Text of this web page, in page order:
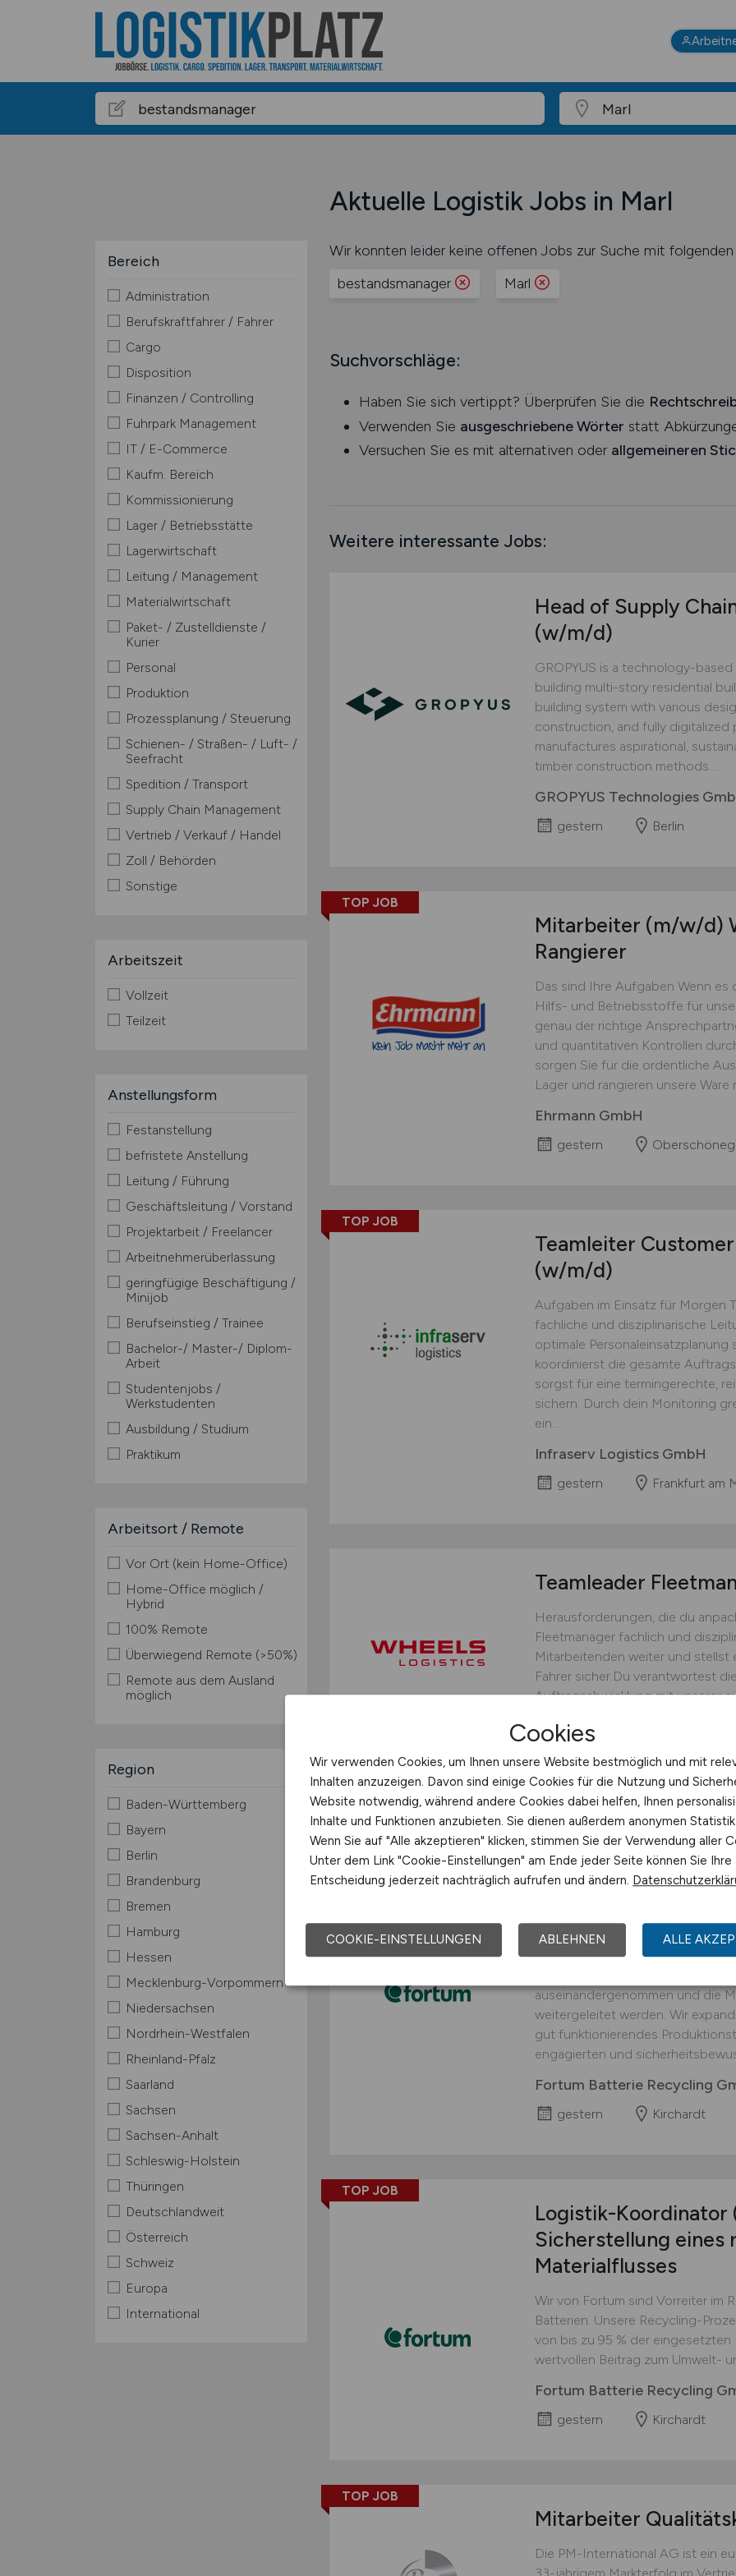
Aktuelle Logistik Jobs in Marl
Bereich
Administration
Berufskraftfahrer / Fahrer
Cargo
Disposition
Finanzen / Controlling
Fuhrpark Management
IT / E-Commerce
Kaufm. Bereich
Kommissionierung
Lager / Betriebsstätte
Lagerwirtschaft
Leitung / Management
Materialwirtschaft
Paket- / Zustelldienste /
Kurier
Personal
Produktion
Prozessplanung / Steuerung
Schienen- / Straßen- / Luft- /
Seefracht
Spedition / Transport
Supply Chain Management
Vertrieb / Verkauf / Handel
Zoll / Behörden
Sonstige
Arbeitszeit
Vollzeit
Teilzeit
Anstellungsform
Festanstellung
befristete Anstellung
Leitung / Führung
Geschäftsleitung / Vorstand
Projektarbeit / Freelancer
Arbeitnehmerüberlassung
geringfügige Beschäftigung /
Minijob
Berufseinstieg / Trainee
Bachelor-/ Master-/ Diplom-
Arbeit
Studentenjobs /
Werkstudenten
Ausbildung / Studium
Praktikum
Arbeitsort / Remote
Vor Ort (kein Home-Office)
Home-Office möglich /
Hybrid
100% Remote
Überwiegend Remote (>50%)
Remote aus dem Ausland
möglich
Region
Baden-Württemberg
Bayern
Berlin
Brandenburg
Bremen
Hamburg
Hessen
Mecklenburg-Vorpommern
Niedersachsen
Nordrhein-Westfalen
Rheinland-Pfalz
Saarland
Sachsen
Sachsen-Anhalt
Schleswig-Holstein
Thüringen
Deutschlandweit
Österreich
Schweiz
Europa
International
Wir konnten leider keine offenen Jobs zur Suche mit
bestandsmanager
Marl
Suchvorschläge:
Haben Sie sich vertippt? Überprüfen Sie die
Verwenden Sie ausgeschriebene Wörter statt
Versuchen Sie es mit alternativen oder allgemeineren
Weitere interessante Jobs:
Head of Supply
(w/m/d)
GROPYUS is a technology-
building multi-story residential
building system with various
construction, and fully digitalized
manufactures aspirational,
timber construction methods....
GROPYUS Technologies
gestern Berlin
TOP JOB
Mitarbeiter (m/w/d)
Rangierer
Das sind Ihre Aufgaben Wenn
Hilfs- und Betriebsstoffe für
genau der richtige
und quantitativen Kontrollen
sorgen Sie für die ordentliche
Lager und rangieren unsere Ware
Ehrmann GmbH
gestern
TOP JOB
Teamleiter
(w/m/d)
Aufgaben im Einsatz für Morgen
fachliche und disziplinarische
optimale Personaleinsatzplanung
koordinierst die gesamte
sorgst für eine termingerechte,
sichern: Durch dein Monitoring
ein...
Infraserv Logistics GmbH
gestern Frankfurt am
Teamleader
Herausforderungen, die du
Fleetmanager fachlich und
Mitarbeitenden weiter und stellst
Fahrer sicher.Du verantwortest
Auftragsabwicklung mit unserer
bedarfsgerechten Fahrereinsatz
operative Steuerung.Du...
WHEELS Logistics GmbH &
gestern Münster
TOP JOB
(w/m/d)
interessanter
An unserem Standort in
Prozessschritt durchgeführt, in
auseinandergenommen und die
weitergeleitet werden. Wir
gut funktionierendes
engagierten und
Fortum Batterie Recycling
gestern Kirchardt
TOP JOB
Logistik-Koordinator
Sicherstellung eines
Materialflusses
Wir von Fortum sind Vorreiter im
Batterien. Unsere Recycling-
von bis zu 95 % der eingesetzten
wertvollen Beitrag zum Umwelt-
Fortum Batterie Recycling
gestern Kirchardt
TOP JOB
Mitarbeiter
Die PM-International AG ist ein
Cookies
Wir verwenden Cookies, um Ihnen unsere Website bestmöglich und mit
Inhalten anzuzeigen. Davon sind einige Cookies für die Nutzung und
Website notwendig, während andere Cookies dabei helfen, Ihnen
Inhalte und Funktionen anzubieten. Sie dienen außerdem anonymen
Wenn Sie auf "Alle akzeptieren" klicken, stimmen Sie der Verwendung aller
Unter dem Link "Cookie-Einstellungen" am Ende jeder Seite können Sie Ihre
Entscheidung jederzeit nachträglich aufrufen und ändern.
COOKIE-EINSTELLUNGEN ABLEHNEN ALLE